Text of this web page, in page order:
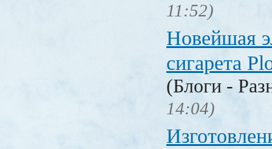
11:52)
Новейшая
сигарета
(Блоги -
14:04)